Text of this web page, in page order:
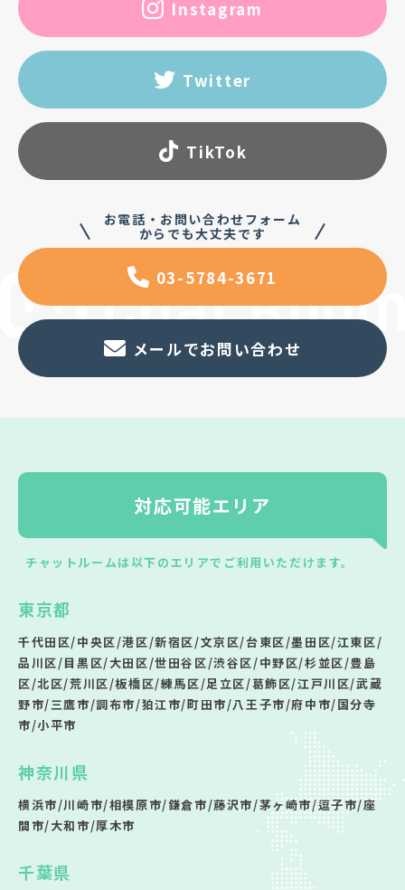
Instagram
Twitter
TikTok
お電話・お問い合わせフォーム
からでも大丈夫です
03-5784-3671
メールでお問い合わせ
対応可能エリア
チャットルームは以下のエリアでご利用いただけます。
東京都
千代田区/中央区/港区/新宿区/文京区/台東区/墨田区/江東区/
品川区/目黒区/大田区/世田谷区/渋谷区/中野区/杉並区/豊島
区/北区/荒川区/板橋区/練馬区/足立区/葛飾区/江戸川区/武蔵
野市/三鷹市/調布市/狛江市/町田市/八王子市/府中市/国分寺
市/小平市
神奈川県
横浜市/川崎市/相模原市/鎌倉市/藤沢市/茅ヶ崎市/逗子市/座
間市/大和市/厚木市
千葉県